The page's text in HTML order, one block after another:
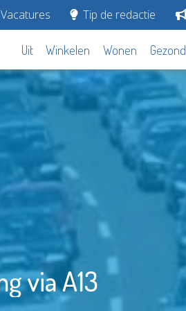
Vacatures Tip de redactie
Uit Winkelen Wonen Gezond
via A13